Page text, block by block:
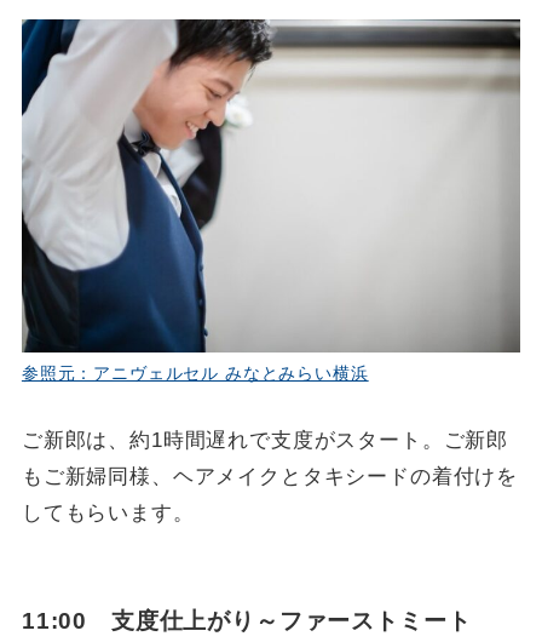
参照元：アニヴェルセル みなとみらい横浜
ご新郎は、約1時間遅れで支度がスタート。ご新郎
もご新婦同様、ヘアメイクとタキシードの着付けを
してもらいます。
11:00 支度仕上がり～ファーストミート